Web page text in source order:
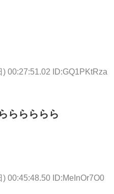
) 00:27:51.02 ID:GQ1PKtRza
ららららら
) 00:45:48.50 ID:MeInOr7O0